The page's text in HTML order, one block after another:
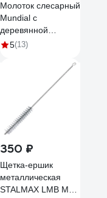
Молоток слесарный
Mundial с
деревянной
рукояткой, 200 гр
5(13)
350 ₽
Щетка-ершик
металлическая
STALMAX LMB M10